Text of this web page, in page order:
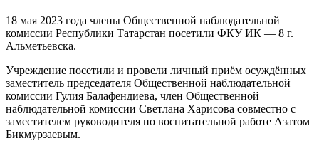
18 мая 2023 года члены Общественной наблюдательной
комиссии Республики Татарстан посетили ФКУ ИК — 8 г.
Альметьевска.
Учреждение посетили и провели личный приём осуждённых
заместитель председателя Общественной наблюдательной
комиссии Гулия Балафендиева, член Общественной
наблюдательной комиссии Светлана Харисова совместно с
заместителем руководителя по воспитательной работе Азатом
Бикмурзаевым.